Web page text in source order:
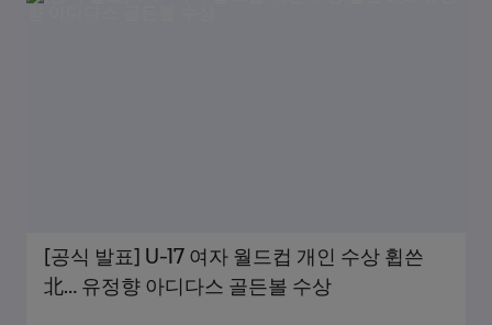
[공식 발표] U-17 여자 월드컵 개인 수상 휩쓴
北… 유정향 아디다스 골든볼 수상